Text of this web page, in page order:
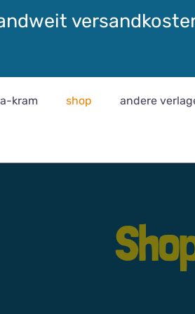
kram shop andere